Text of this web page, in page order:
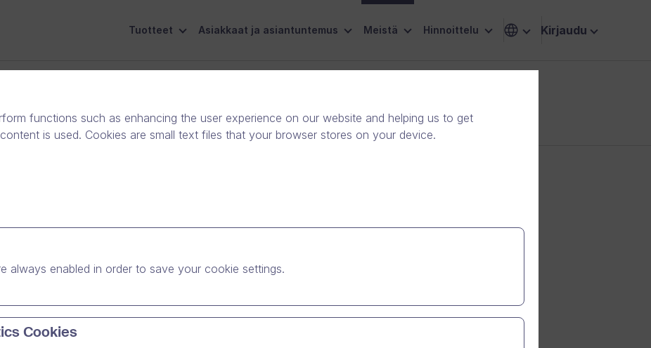
Tuotteet Asiakkaat ja asiantuntemus Meistä Hinnoittelu Kirjaudu
osaksi digitaalista
functions such as enhancing the user experience on our website and helping us to get
is used. Cookies are small text files that your browser stores on your device.
always enabled in order to save your cookie settings.
Cookies